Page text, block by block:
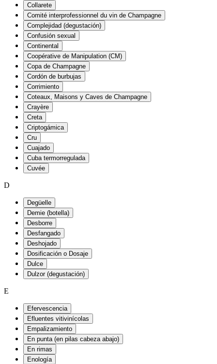
Collarete
Comité interprofessionnel du vin de Champagne
Complejidad (degustación)
Confusión sexual
Continental
Coopérative de Manipulation (CM)
Copa de Champagne
Cordón de burbujas
Corrimiento
Coteaux, Maisons y Caves de Champagne
Crayère
Creta
Criptogámica
Cru
Cuajado
Cuba termorregulada
Cuvée
D
Degüelle
Demie (botella)
Desborre
Desfangado
Deshojado
Dosificación o Dosaje
Dulce
Dulzor (degustación)
E
Efervescencia
Efluentes vitivinícolas
Empalizamiento
En punta (en pilas cabeza abajo)
En rimas
Enología